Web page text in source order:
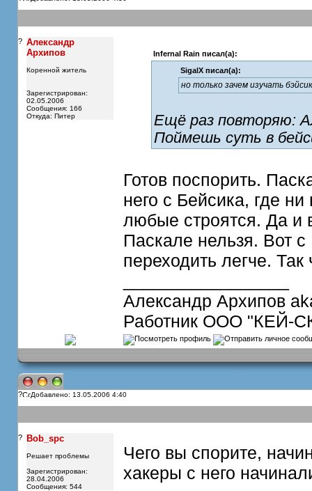
? Александр
Архипов
Коренной житель
Зарегистрирован:
02.05.2006
Сообщения: 166
Откуда: Питер
Infernal Rain писал(а):
SigalX писал(а):
но только зачем изучать
Ещё раз повторяю:
Поймешь суть в
Готов поспорить.
него с Бейсика, где
любые строятся. Да и
Паскале нельзя. Вот
переходить легче.
Александр Архипов
Работник ООО "КЕЙ-
? Добавлено: 13.05.2006 4:40
? Bob_spc
Решает проблемы
Зарегистрирован:
28.04.2006
Сообщения: 544
Чего вы спорите,
хакеры с него